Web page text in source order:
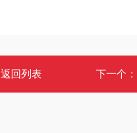
返回列表 下一个：